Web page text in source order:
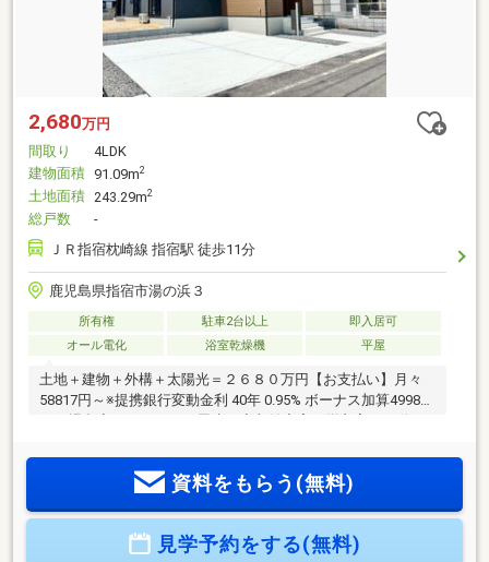
2,680万円
間取り
4LDK
建物面積 91.09m2
土地面積 243.29m2
総戸数
-
ＪＲ指宿枕崎線 指宿駅 徒歩11分
鹿児島県指宿市湯の浜３
所有権 駐車2台以上
即入居可
オール電化
浴室乾燥機 平屋
土地＋建物＋外構＋太陽光＝２６８０万円【お支払い】月々
58817円～※提携銀行変動金利 40年 0.95% ボーナス加算49980
ット・全居室クローゼット）でお部屋が片付く！◆太陽光4.3
ｋｗ標準装備とオール電化で月々の光熱費を抑えられてお
ます。お住まいのこともご相談ください。【TEL 0995-55-
資料をもらう(無料)
見学予約をする(無料)